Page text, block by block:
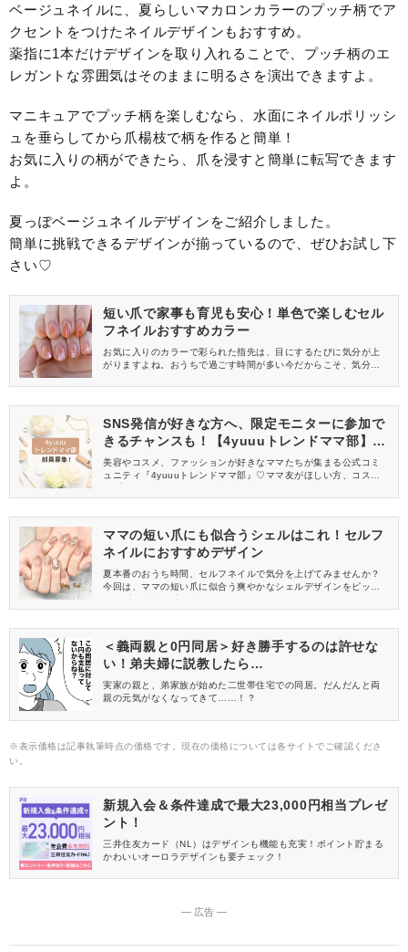
ベージュネイルに、夏らしいマカロンカラーのプッチ柄でア
クセントをつけたネイルデザインもおすすめ。
薬指に1本だけデザインを取り入れることで、プッチ柄のエ
レガントな雰囲気はそのままに明るさを演出できますよ。
マニキュアでプッチ柄を楽しむなら、水面にネイルポリッシ
ュを垂らしてから爪楊枝で柄を作ると簡単！
お気に入りの柄ができたら、爪を浸すと簡単に転写できます
よ。
夏っぽベージュネイルデザインをご紹介しました。
簡単に挑戦できるデザインが揃っているので、ぜひお試し下
さい♡
短い爪で家事も育児も安心！単色で楽しむセル
フネイルおすすめカラー
お気に入りのカラーで彩られた指先は、目にするたびに気分が上
がりますよね。おうちで過ごす時間が多い今だからこそ、気分転
すめの短い爪に似合う単色セルフネイルをご紹介します。
SNS発信が好きな方へ、限定モニターに参加で
きるチャンスも！【4yuuuトレンドママ部】部
員募集中
美容やコスメ、ファッションが好きなママたちが集まる公式コミ
ュニティ『4yuuuトレンドママ部』♡ママ友がほしい方、コスメサ
信してくれる方を募集しています！
ママの短い爪にも似合うシェルはこれ！セルフ
ネイルにおすすめデザイン
夏本番のおうち時間、セルフネイルで気分を上げてみませんか？
今回は、ママの短い爪に似合う爽やかなシェルデザインをピック
＜義両親と0円同居＞好き勝手するのは許せな
い！弟夫婦に説教したら…
実家の親と、弟家族が始めた二世帯住宅での同居。だんだんと両
親の元気がなくなってきて……！？
※表示価格は記事執筆時点の価格です。現在の価格については各サイトでご確認くださ
い。
新規入会＆条件達成で最大23,000円相当プレゼ
ント！
三井住友カード（NL）はデザインも機能も充実！ポイント貯まる
かわいいオーロラデザインも要チェック！
― 広告 ―